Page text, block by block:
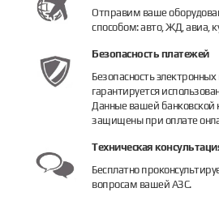
Отправим ваше
способом: авто, ЖД, авиа,
Безопасность платежей
Безопасность
гарантируется
Данные вашей банковской
защищены при оплате
Техническая
Бесплатно
вопросам вашей АЗС.